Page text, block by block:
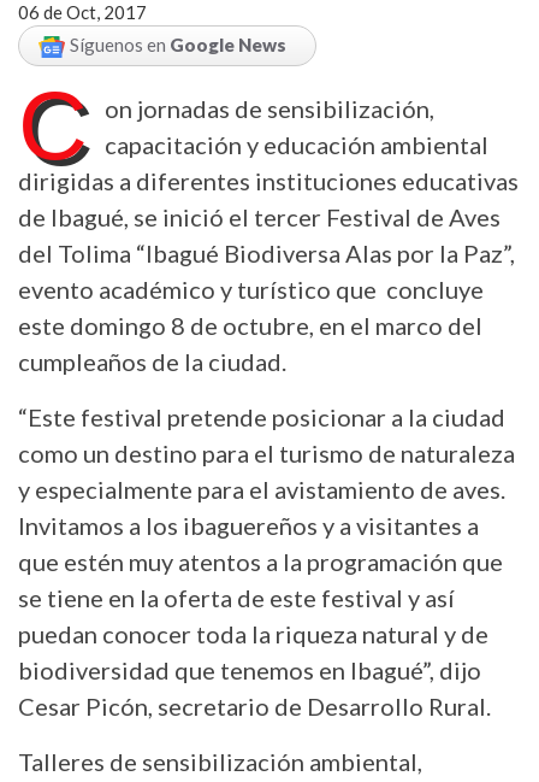
06 de Oct, 2017
Síguenos en Google News
C
on jornadas de sensibilización,
capacitación y educación ambiental
dirigidas a diferentes instituciones educativas
de Ibagué, se inició el tercer Festival de Aves
del Tolima “Ibagué Biodiversa Alas por la Paz”,
evento académico y turístico que concluye
este domingo 8 de octubre, en el marco del
cumpleaños de la ciudad.
“Este festival pretende posicionar a la ciudad
como un destino para el turismo de naturaleza
y especialmente para el avistamiento de aves.
Invitamos a los ibaguereños y a visitantes a
que estén muy atentos a la programación que
se tiene en la oferta de este festival y así
puedan conocer toda la riqueza natural y de
biodiversidad que tenemos en Ibagué”, dijo
Cesar Picón, secretario de Desarrollo Rural.
Talleres de sensibilización ambiental,